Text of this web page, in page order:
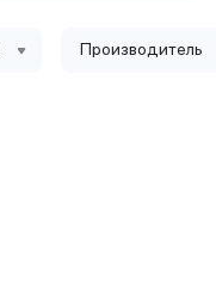
Производитель